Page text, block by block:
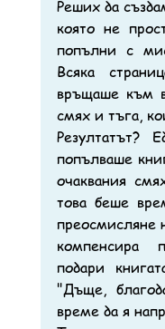
Реших да
която не
попълни с
Всяка
връщаше към
смях и тъга,
Резултатът?
попълваше
очаквания
това беше
преосмисляне
компенсира
подари
"Дъще,
време да я